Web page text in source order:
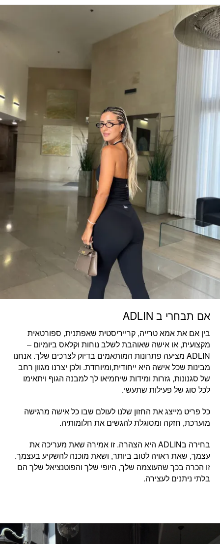
אם תבחרי ב ADLIN
בין אם אתאמא טרייה, קרייריסטית שאפתנית, ספורטאית
מקצועית, או אישה שאוהבת לשלב נוחות וקלאס ביומיום –
ADLIN מציעה פתרונות המותאמים בדיוק לצרכים שלך. אנחנו
מבינות שכל אישה היא ייחודית,ומיוחדת. ולכן יצרנו מגוון רחב
של סגנונות, גזרות ומידות שיחמיאו לך למבנה הגוף ויתאימו
לכל סוג של פעילות שתעשי.
כל פריט מייצג את החזון שלנו לעולם שבו כל אישה מרגישה
מוערכת, חזקה ומסוגלת להגשים את חלומותיה.
בחירה בADLIN היא הצהרה. זו
אמירה שאת מעריכה את
עצמך, שאת ראויה לטוב ביותר, ושאת מוכנה להשקיע בעצמך.
זו הכרה בכך שהעוצמה שלך, היופי שלך והפוטנציאל שלך הם
בלתי ניתנים לעצירה.